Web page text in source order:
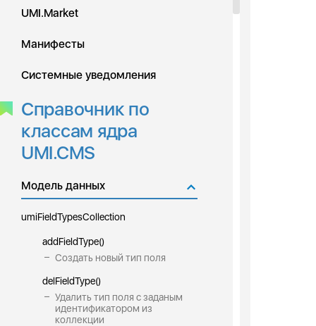
UMI.Market
Манифесты
Системные уведомления
Справочник по
классам ядра
UMI.CMS
Модель данных
umiFieldTypesCollection
addFieldType()
Создать новый тип поля
delFieldType()
Удалить тип поля с заданым
идентификатором из
коллекции